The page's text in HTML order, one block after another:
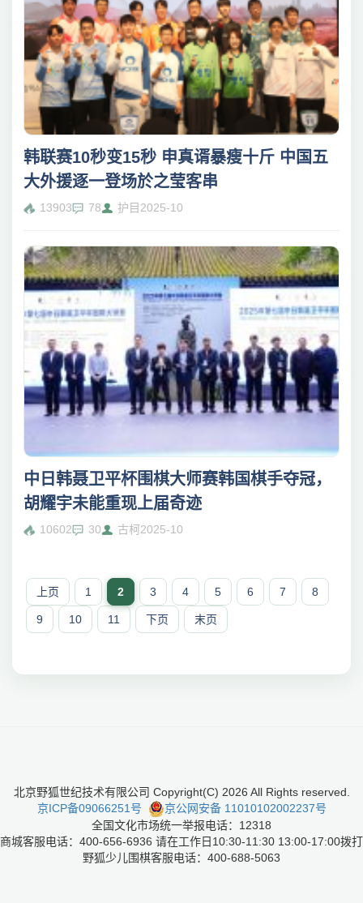
韩联赛10秒变15秒 申真谞暴瘦十斤 中国五
大外援逐一登场於之莹客串
13903 78 护目 2025-10
中日韩聂卫平杯围棋大师赛韩国棋手夺冠，
胡耀宇未能重现上届奇迹
10602 30 古柯2025-10
上页 1 2 3 4 5 6 7 8
9 10 11 下页 末页
北京野狐世纪技术有限公司 Copyright(C) 2026 All Rights reserved.
京ICP备09066251号
京公网安备 11010102002237号
全国文化市场统一举报电话：12318
商城客服电话：400-656-6936 请在工作日10:30-11:30 13:00-17:00拨打
野狐少儿围棋客服电话：400-688-5063